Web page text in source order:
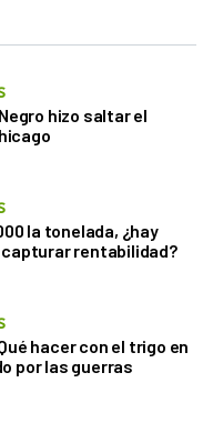
hizo saltar el
la tonelada, ¿hay
rentabilidad?
hacer con el trigo en
por las guerras